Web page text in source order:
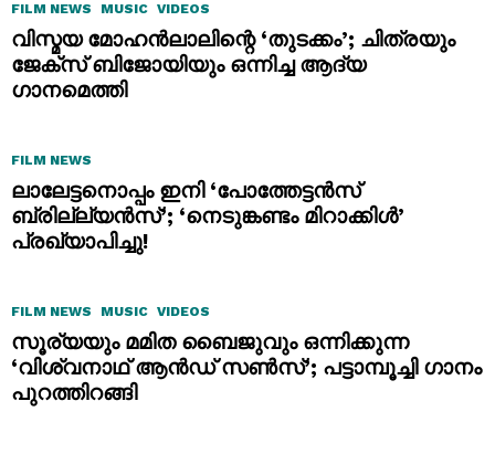
FILM NEWS MUSIC VIDEOS
വിസ്മയ മോഹൻലാലിന്റെ ‘തുടക്കം’; ചിത്രയും
ജേക്സ് ബിജോയിയും ഒന്നിച്ച ആദ്യ
ഗാനമെത്തി
FILM NEWS
ലാലേട്ടനൊപ്പം ഇനി ‘പോത്തേട്ടൻസ്
ബ്രില്ല്യൻസ്’; ‘നെടുങ്കണ്ടം മിറാക്കിൾ’
പ്രഖ്യാപിച്ചു!
FILM NEWS MUSIC VIDEOS
സൂര്യയും മമിത ബൈജുവും ഒന്നിക്കുന്ന
‘വിശ്വനാഥ് ആൻഡ് സൺസ്’; പട്ടാമ്പൂച്ചി ഗാനം
പുറത്തിറങ്ങി